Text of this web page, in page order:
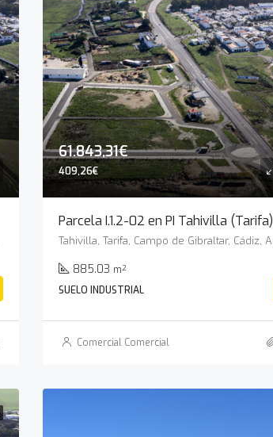
61.843,31€
409,26€
Parcela I.1.2-02 en PI Tahivilla (Tarifa)
885.03 m²
SUELO INDUSTRIAL
Comercial Comercial